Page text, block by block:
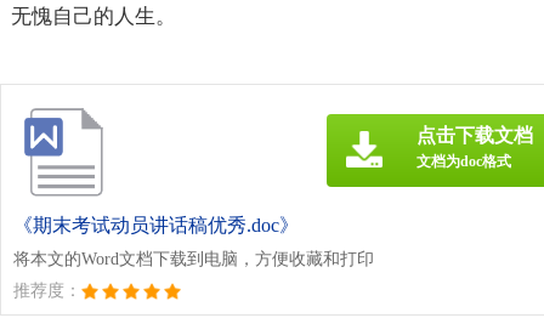
无愧自己的人生。
《期末考试动员讲话稿优秀.doc》
将本文的Word文档下载到电脑，方便收藏和打印
推荐度：
点击下载文档
文档为doc格式